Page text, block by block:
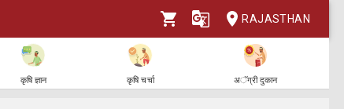
RAJASTHAN
कृषि ज्ञान कृषि चर्चा अॅग्री दुकान